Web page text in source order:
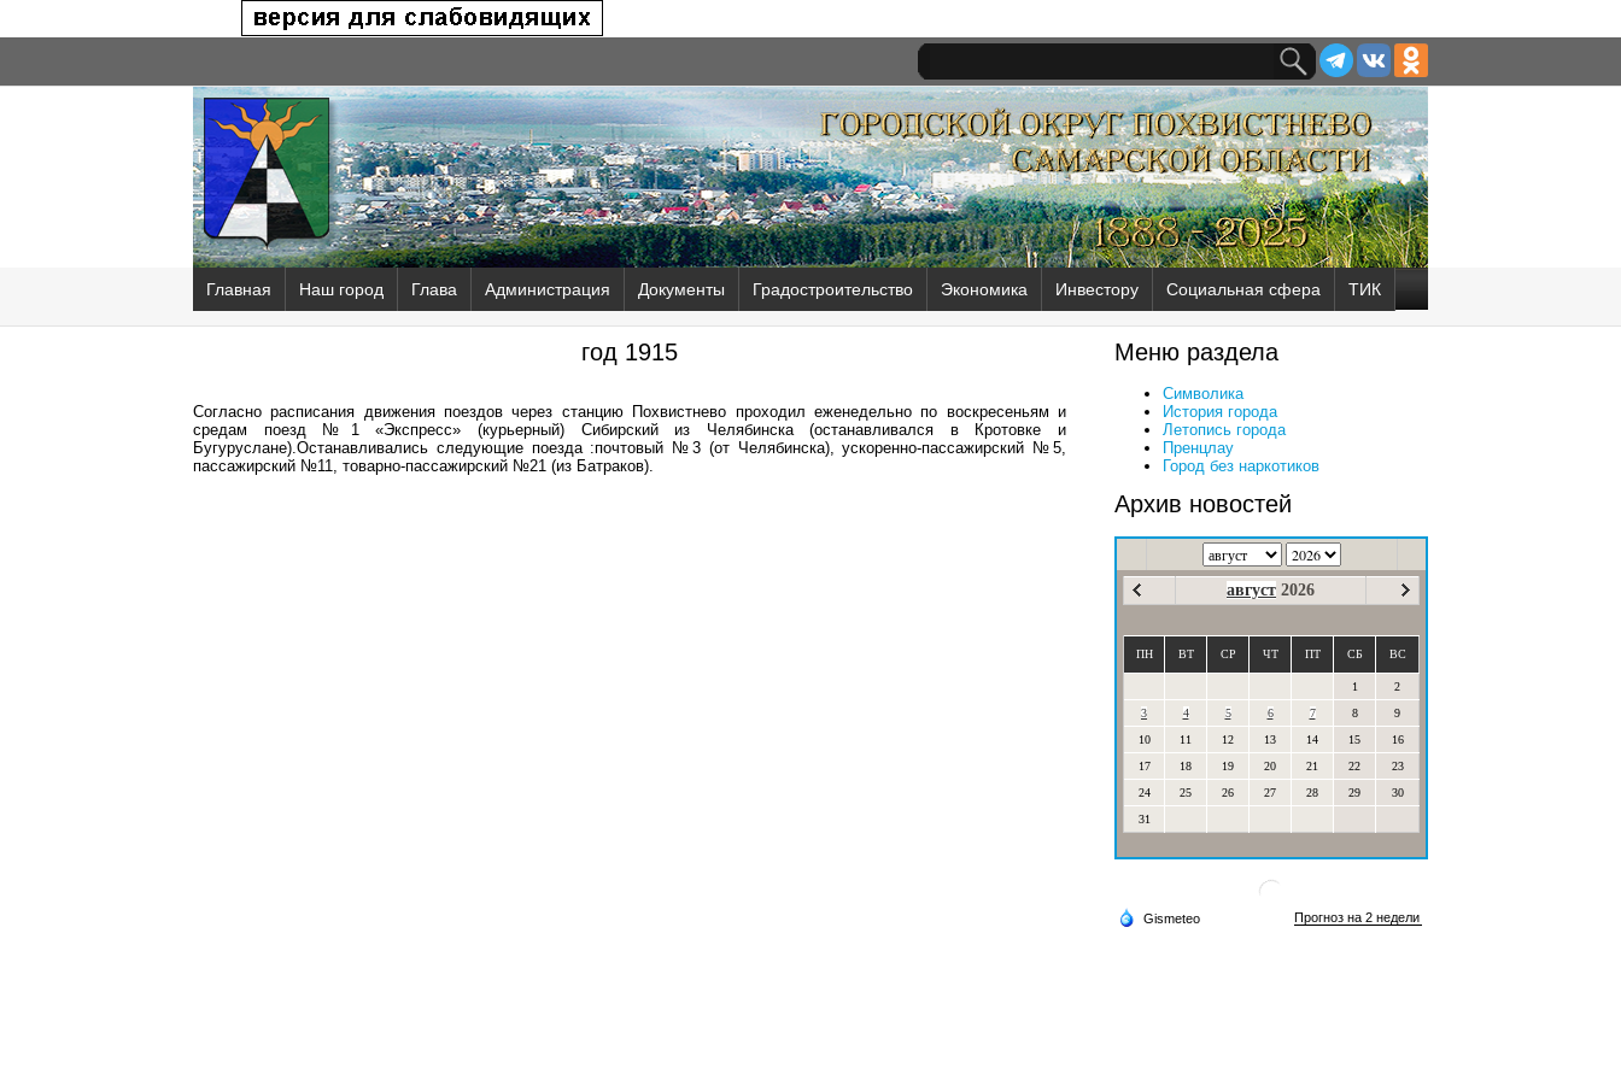
Главная Наш город Глава Администрация Документы Градостроительство Экономика Инвестору Социальная сфера ТИК
год 1915
Согласно расписания движения поездов через станцию Похвистнево проходил еженедельно по воскресеньям и
средам поезд №1 «Экспресс» (курьерный) Сибирский из Челябинска (останавливался в Кротовке и
Бугуруслане).Останавливались следующие поезда :почтовый №3 (от Челябинска), ускоренно-пассажирский №5,
пассажирский №11, товарно-пассажирский №21 (из Батраков).
Меню раздела
Символика
История города
Летопись города
Пренцлау
Город без наркотиков
Архив новостей
август 2026
ПН ВТ СР ЧТ ПТ СБ ВС
1
2
3
4 5 6 7 8
9
10
11 12 13 14 15
16
17
18 19 20 21 22
23
24
25 26 27 28 29
30
31